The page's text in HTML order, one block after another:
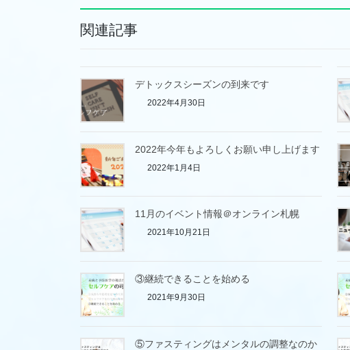
関連記事
デトックスシーズンの到来です
2022年4月30日
2022年今年もよろしくお願い申し上げます
2022年1月4日
11月のイベント情報＠オンライン札幌
2021年10月21日
③継続できることを始める
2021年9月30日
⑤ファスティングはメンタルの調整なのか